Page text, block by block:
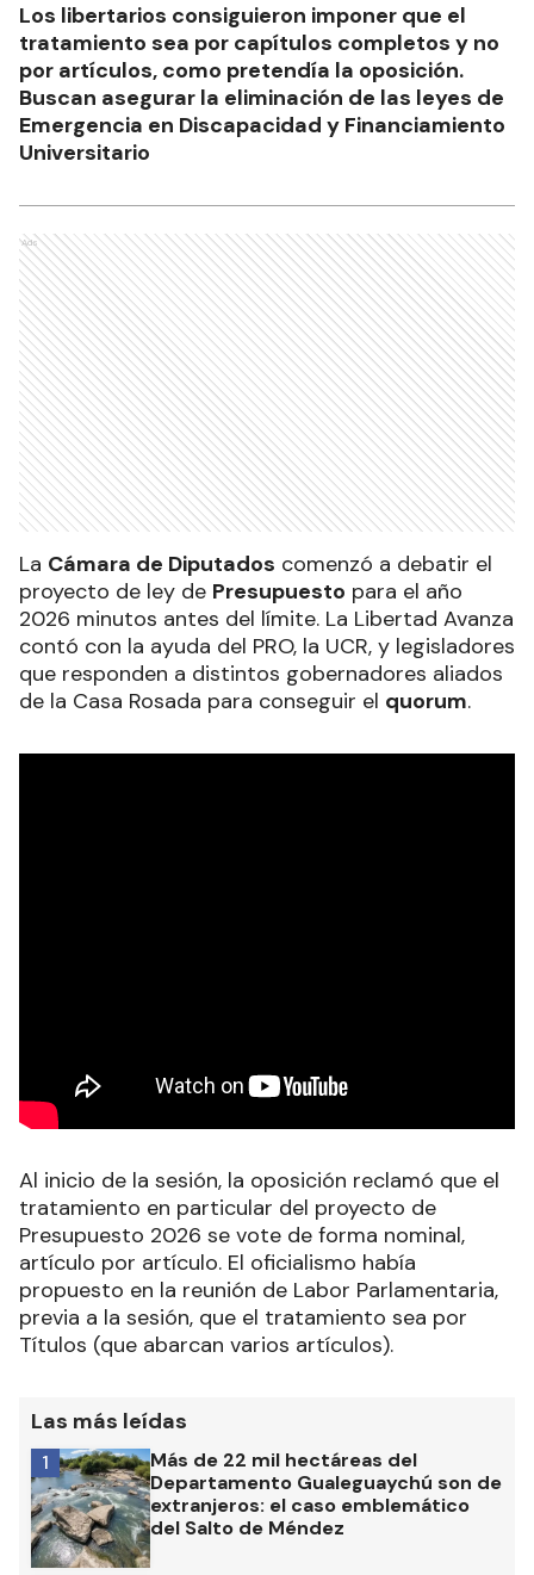
Los libertarios consiguieron imponer que el
tratamiento sea por capítulos completos y no
por artículos, como pretendía la oposición.
Buscan asegurar la eliminación de las leyes de
Emergencia en Discapacidad y Financiamiento
Universitario
Ads
La Cámara de Diputados comenzó a debatir el
proyecto de ley de Presupuesto para el año
2026 minutos antes del límite. La Libertad Avanza
contó con la ayuda del PRO, la UCR, y legisladores
que responden a distintos gobernadores aliados
de la Casa Rosada para conseguir el quorum.
Al inicio de la sesión, la oposición reclamó que el
tratamiento en particular del proyecto de
Presupuesto 2026 se vote de forma nominal,
artículo por artículo. El oficialismo había
propuesto en la reunión de Labor Parlamentaria,
previa a la sesión, que el tratamiento sea por
Títulos (que abarcan varios artículos).
Las más leídas
Más de 22 mil hectáreas del
Departamento Gualeguaychú son de
extranjeros: el caso emblemático
del Salto de Méndez
1